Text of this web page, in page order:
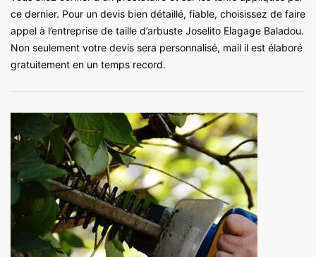
ce dernier. Pour un devis bien détaillé, fiable, choisissez de faire
appel à l’entreprise de taille d’arbuste Joselito Elagage Baladou.
Non seulement votre devis sera personnalisé, mail il est élaboré
gratuitement en un temps record.